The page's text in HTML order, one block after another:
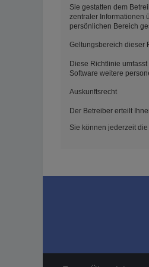
Sie gestatten dem
zentraler Informationen
persönlichen Bereich
Geltungsbereich dieser
Diese Richtlinie
Software weitere
Auskunftsrecht
Der Betreiber erteilt
Sie können jederzeit